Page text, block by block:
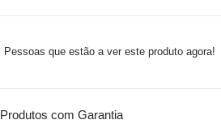
Pessoas que estão a ver este produto agora!
Produtos com Garantia